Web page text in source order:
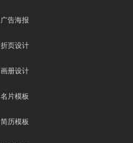
广告海报
折页设计
画册设计
名片模板
简历模板